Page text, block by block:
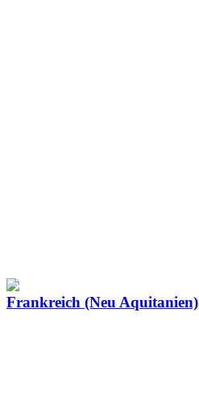
Frankreich (Neu Aquitanien)